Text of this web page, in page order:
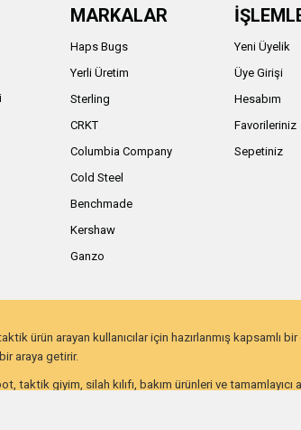
MARKALAR
Haps Bugs
Yerli Üretim
Sterling
CRKT
Columbia Company
Cold Steel
Benchmade
Kershaw
Ganzo
Yeni Üyelik
Üye Girişi
Hesabım
Favorileriniz
Sepetiniz
ürün arayan kullanıcılar için hazırlanmış kapsamlı
araya getirir.
taktik giyim, silah kılıfı, bakım ürünleri ve